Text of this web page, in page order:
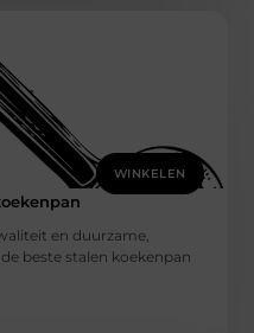
WINKELEN
en duurzame,
beste stalen koekenpan